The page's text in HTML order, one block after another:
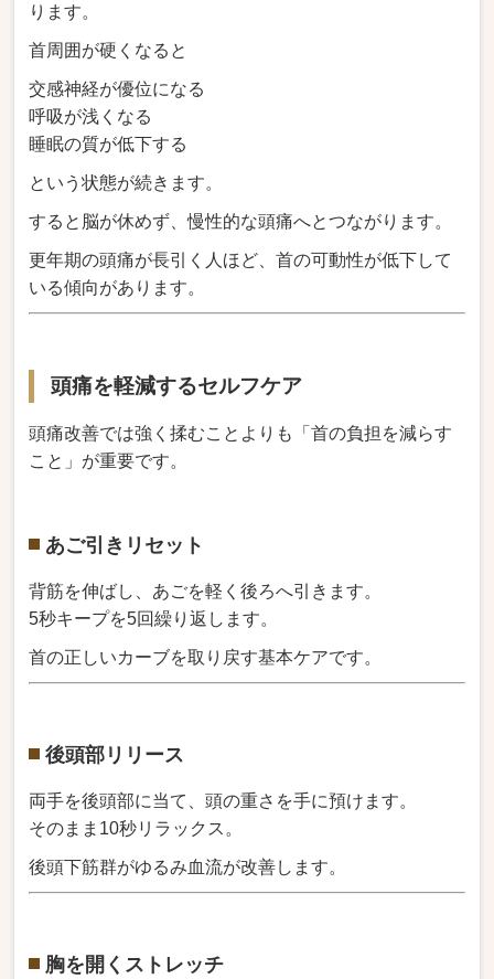
ります。
首周囲が硬くなると
交感神経が優位になる
呼吸が浅くなる
睡眠の質が低下する
という状態が続きます。
すると脳が休めず、慢性的な頭痛へとつながります。
更年期の頭痛が長引く人ほど、首の可動性が低下して
いる傾向があります。
頭痛を軽減するセルフケア
頭痛改善では強く揉むことよりも「首の負担を減らす
こと」が重要です。
あご引きリセット
背筋を伸ばし、あごを軽く後ろへ引きます。
5秒キープを5回繰り返します。
首の正しいカーブを取り戻す基本ケアです。
後頭部リリース
両手を後頭部に当て、頭の重さを手に預けます。
そのまま10秒リラックス。
後頭下筋群がゆるみ血流が改善します。
胸を開くストレッチ